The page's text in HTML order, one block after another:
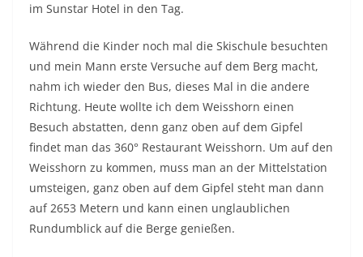
im Sunstar Hotel in den Tag.
Während die Kinder noch mal die Skischule besuchten
und mein Mann erste Versuche auf dem Berg macht,
nahm ich wieder den Bus, dieses Mal in die andere
Richtung. Heute wollte ich dem Weisshorn einen
Besuch abstatten, denn ganz oben auf dem Gipfel
findet man das 360° Restaurant Weisshorn. Um auf den
Weisshorn zu kommen, muss man an der Mittelstation
umsteigen, ganz oben auf dem Gipfel steht man dann
auf 2653 Metern und kann einen unglaublichen
Rundumblick auf die Berge genießen.